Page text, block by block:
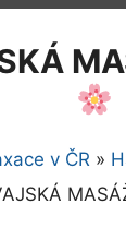
v ČR»